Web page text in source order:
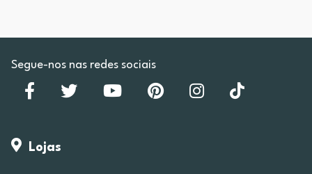
Segue-nos nas redes sociais
Lojas